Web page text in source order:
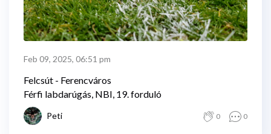
Feb 09, 2025, 06:51 pm
Felcsút - Ferencváros
Férfi labdarúgás, NBI, 19. forduló
Peti 0 0